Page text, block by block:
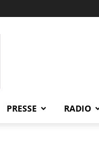
PRESSE RADIO